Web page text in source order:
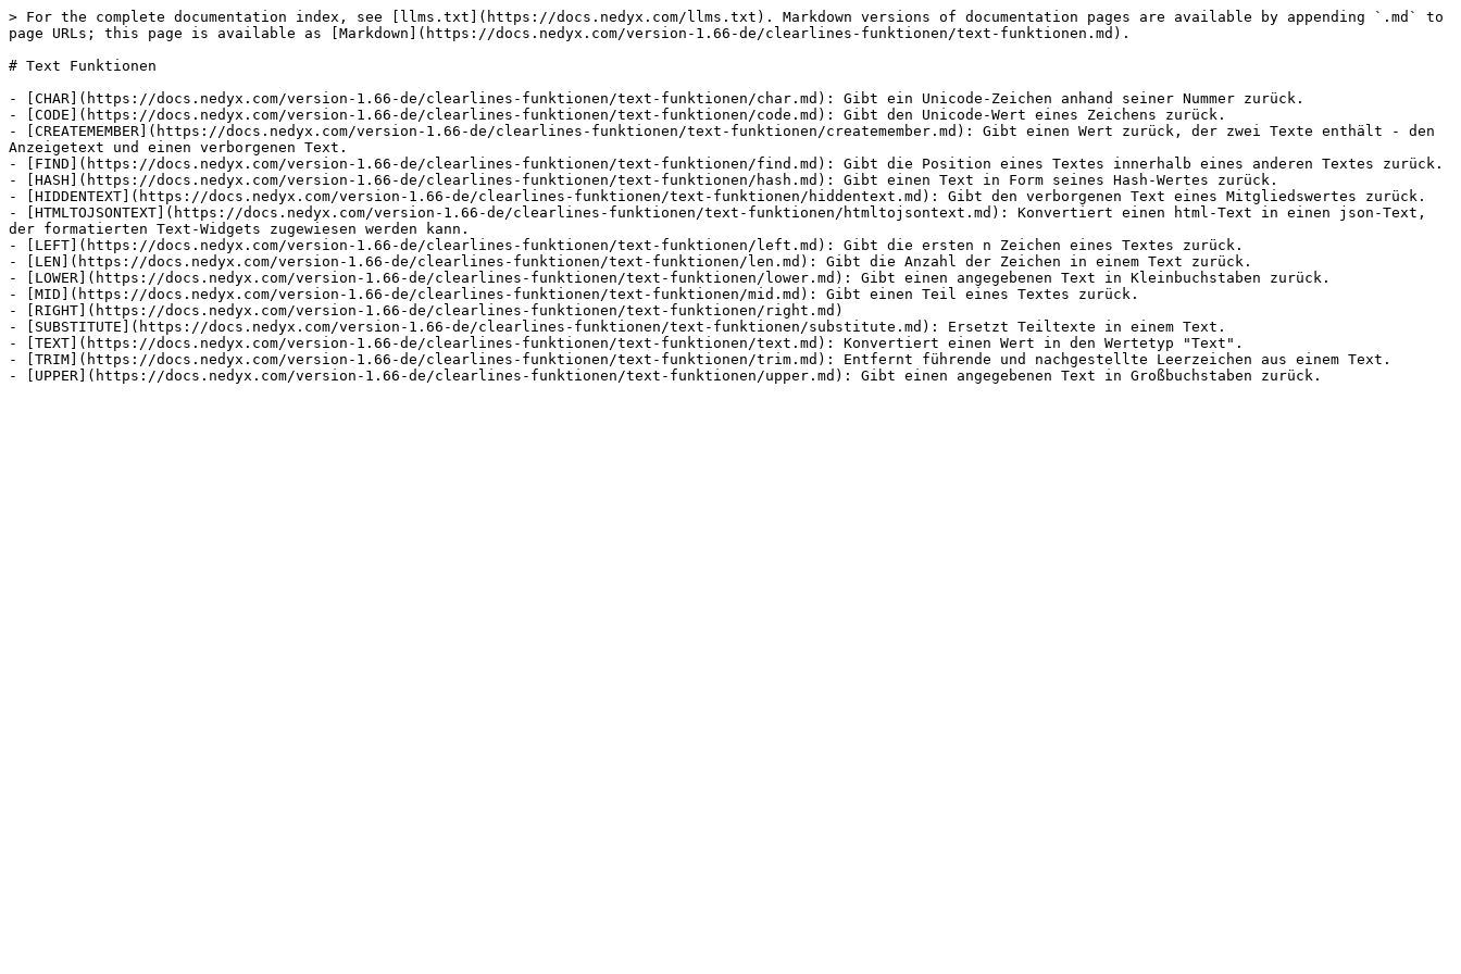
> For the complete documentation index, see [llms.txt](https://docs.nedyx.com/llms.txt). Markdown versions of documentation pages are available by appending `.md` to
page URLs; this page is available as [Markdown](https://docs.nedyx.com/version-1.66-de/clearlines-funktionen/text-funktionen.md).
# Text Funktionen
- [CHAR](https://docs.nedyx.com/version-1.66-de/clearlines-funktionen/text-funktionen/char.md): Gibt ein Unicode-Zeichen anhand seiner Nummer zurück.
- [CODE](https://docs.nedyx.com/version-1.66-de/clearlines-funktionen/text-funktionen/code.md): Gibt den Unicode-Wert eines Zeichens zurück.
- [CREATEMEMBER](https://docs.nedyx.com/version-1.66-de/clearlines-funktionen/text-funktionen/createmember.md): Gibt einen Wert zurück, der zwei Texte enthält - den
Anzeigetext und einen verborgenen Text.
- [FIND](https://docs.nedyx.com/version-1.66-de/clearlines-funktionen/text-funktionen/find.md): Gibt die Position eines Textes innerhalb eines anderen Textes zurück.
- [HASH](https://docs.nedyx.com/version-1.66-de/clearlines-funktionen/text-funktionen/hash.md): Gibt einen Text in Form seines Hash-Wertes zurück.
- [HIDDENTEXT](https://docs.nedyx.com/version-1.66-de/clearlines-funktionen/text-funktionen/hiddentext.md): Gibt den verborgenen Text eines Mitgliedswertes zurück.
- [HTMLTOJSONTEXT](https://docs.nedyx.com/version-1.66-de/clearlines-funktionen/text-funktionen/htmltojsontext.md): Konvertiert einen html-Text in einen json-Text,
der formatierten Text-Widgets zugewiesen werden kann.
- [LEFT](https://docs.nedyx.com/version-1.66-de/clearlines-funktionen/text-funktionen/left.md): Gibt die ersten n Zeichen eines Textes zurück.
- [LEN](https://docs.nedyx.com/version-1.66-de/clearlines-funktionen/text-funktionen/len.md): Gibt die Anzahl der Zeichen in einem Text zurück.
- [LOWER](https://docs.nedyx.com/version-1.66-de/clearlines-funktionen/text-funktionen/lower.md): Gibt einen angegebenen Text in Kleinbuchstaben zurück.
- [MID](https://docs.nedyx.com/version-1.66-de/clearlines-funktionen/text-funktionen/mid.md): Gibt einen Teil eines Textes zurück.
- [RIGHT](https://docs.nedyx.com/version-1.66-de/clearlines-funktionen/text-funktionen/right.md)
- [SUBSTITUTE](https://docs.nedyx.com/version-1.66-de/clearlines-funktionen/text-funktionen/substitute.md): Ersetzt Teiltexte in einem Text.
- [TEXT](https://docs.nedyx.com/version-1.66-de/clearlines-funktionen/text-funktionen/text.md): Konvertiert einen Wert in den Wertetyp "Text".
- [TRIM](https://docs.nedyx.com/version-1.66-de/clearlines-funktionen/text-funktionen/trim.md): Entfernt führende und nachgestellte Leerzeichen aus einem Text.